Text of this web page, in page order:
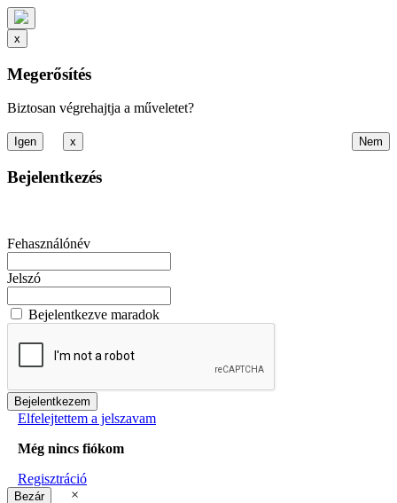
x
Megerősítés
Biztosan végrehajtja a műveletet?
x
Bejelentkezés
Fehasználónév
Jelszó
Bejelentkezve maradok
Elfelejtettem a jelszavam
Még nincs fiókom
Regisztráció
×